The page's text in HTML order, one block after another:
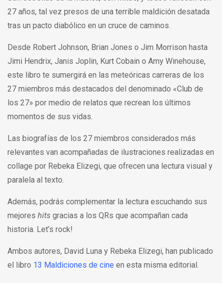
27 años, tal vez presos de una terrible maldición desatada
tras un pacto diabólico en un cruce de caminos.
Desde Robert Johnson, Brian Jones o Jim Morrison hasta
Jimi Hendrix, Janis Joplin, Kurt Cobain o Amy Winehouse,
este libro te sumergirá en las meteóricas carreras de los
27 miembros más destacados del denominado «Club de
los 27» por medio de relatos que recrean los últimos
momentos de sus vidas.
Las biografías de los 27 miembros considerados más
relevantes van acompañadas de ilustraciones realizadas en
collage por Rebeka Elizegi, que ofrecen una lectura visual y
paralela al texto.
Además, podrás complementar la lectura escuchando sus
mejores hits gracias a los QRs que acompañan cada
historia. Let’s rock!
Ambos autores, David Luna y Rebeka Elizegi, han publicado
el libro 13 Maldiciones de cine en esta misma editorial.